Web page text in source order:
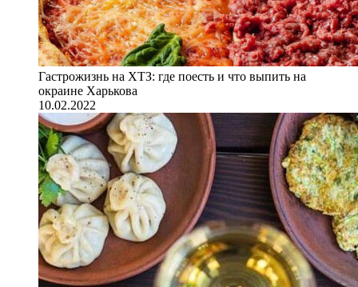
Гастрожизнь на ХТЗ: где поесть и что выпить на
окраине Харькова
10.02.2022